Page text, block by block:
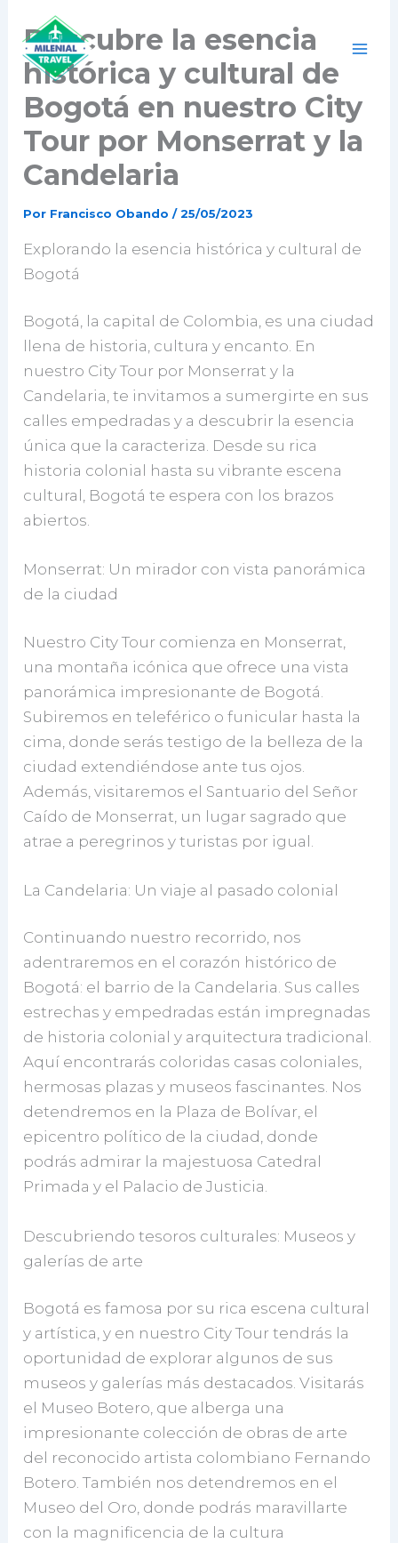
contenido
Descubre la esencia
histórica y cultural de
Bogotá en nuestro City
Tour por Monserrat y la
Candelaria
Por Francisco Obando/25/05/2023
Explorando la esencia histórica y cultural de
Bogotá
Bogotá, la capital de Colombia, es una ciudad
llena de historia, cultura y encanto. En
nuestro City Tour por Monserrat y la
Candelaria, te invitamos a sumergirte en sus
calles empedradas y a descubrir la esencia
única que la caracteriza. Desde su rica
historia colonial hasta su vibrante escena
cultural, Bogotá te espera con los brazos
abiertos.
Monserrat: Un mirador con vista panorámica
de la ciudad
Nuestro City Tour comienza en Monserrat,
una montaña icónica que ofrece una vista
panorámica impresionante de Bogotá.
Subiremos en teleférico o funicular hasta la
cima, donde serás testigo de la belleza de la
ciudad extendiéndose ante tus ojos.
Además, visitaremos el Santuario del Señor
Caído de Monserrat, un lugar sagrado que
atrae a peregrinos y turistas por igual.
La Candelaria: Un viaje al pasado colonial
Continuando nuestro recorrido, nos
adentraremos en el corazón histórico de
Bogotá: el barrio de la Candelaria. Sus calles
estrechas y empedradas están impregnadas
de historia colonial y arquitectura tradicional.
Aquí encontrarás coloridas casas coloniales,
hermosas plazas y museos fascinantes. Nos
detendremos en la Plaza de Bolívar, el
epicentro político de la ciudad, donde
podrás admirar la majestuosa Catedral
Primada y el Palacio de Justicia.
Descubriendo tesoros culturales: Museos y
galerías de arte
Bogotá es famosa por su rica escena cultural
y artística, y en nuestro City Tour tendrás la
oportunidad de explorar algunos de sus
museos y galerías más destacados. Visitarás
el Museo Botero, que alberga una
impresionante colección de obras de arte
del reconocido artista colombiano Fernando
Botero. También nos detendremos en el
Museo del Oro, donde podrás maravillarte
con la magnificencia de la cultura